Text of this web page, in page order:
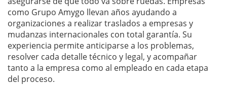
como Grupo Amygo llevan años ayudando a
organizaciones a realizar traslados a empresas y
mudanzas internacionales con total garantía. Su
experiencia permite anticiparse a los problemas,
resolver cada detalle técnico y legal, y acompañar
tanto a la empresa como al empleado en cada etapa
del proceso.